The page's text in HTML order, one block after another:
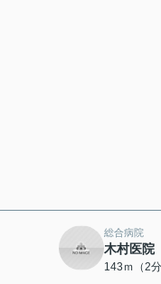
総合病院
木村医院
143ｍ（2分